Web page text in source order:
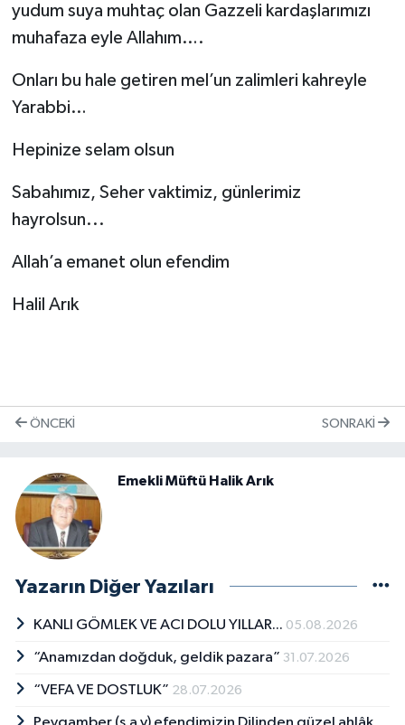
yudum suya muhtaç olan Gazzeli kardaşlarımızı
muhafaza eyle Allahım….
Onları bu hale getiren mel’un zalimleri kahreyle
Yarabbi…
Hepinize selam olsun
Sabahımız, Seher vaktimiz, günlerimiz
hayrolsun...
Allah’a emanet olun efendim
Halil Arık
ÖNCEKI SONRAKI
Emekli Müftü Halik Arık
Yazarın Diğer Yazıları
KANLI GÖMLEK VE ACI DOLU YILLAR... 05.08.2026
“Anamızdan doğduk, geldik pazara” 31.07.2026
“VEFA VE DOSTLUK” 28.07.2026